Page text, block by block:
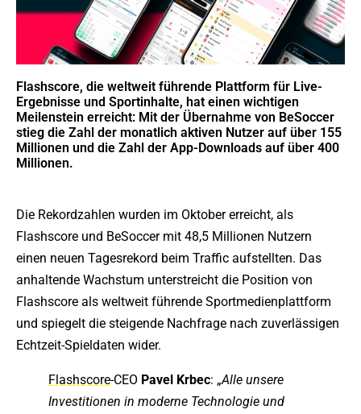
Flashscore, die weltweit führende Plattform für Live-
Ergebnisse und Sportinhalte, hat einen wichtigen
Meilenstein erreicht: Mit der Übernahme von BeSoccer
stieg die Zahl der monatlich aktiven Nutzer auf über 155
Millionen und die Zahl der App-Downloads auf über 400
Millionen.
Die Rekordzahlen wurden im Oktober erreicht, als
Flashscore und BeSoccer mit 48,5 Millionen Nutzern
einen neuen Tagesrekord beim Traffic aufstellten. Das
anhaltende Wachstum unterstreicht die Position von
Flashscore als weltweit führende Sportmedienplattform
und spiegelt die steigende Nachfrage nach zuverlässigen
Echtzeit-Spieldaten wider.
Flashscore-CEO Pavel Krbec: „Alle unsere
Investitionen in moderne Technologie und